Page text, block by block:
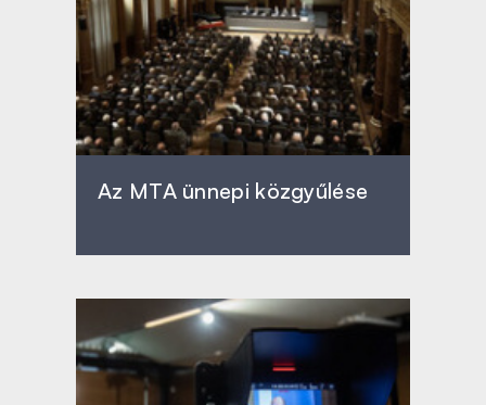
Az MTA ünnepi közgyűlése